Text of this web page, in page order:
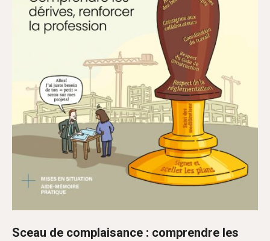
Sceau de complaisance : comprendre les